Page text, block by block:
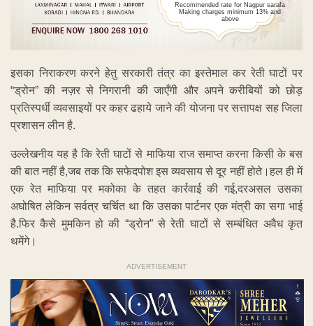
Recommended rate for Nagpur sarafa
Making charges minimum 13% and
above
इसका निराकरण करने हेतु सरकारी तंत्र का इस्तेमाल कर रेती घाटों पर
“ड्रोन” की नज़र से निगरानी की जाएँगी और अपने करीबियों को छोड़
प्रतिस्पर्धी व्यवसाइयों पर कहर ढहाये जाने की योजना पर सत्तापक्ष सह जिला
प्रशासन लीन है.
उल्लेखनीय यह है कि रेती घाटों से माफिया राज समाप्त करना किसी के बस
की बात नहीं है,जब तक कि सफेदपोश इस व्यवसाय से दूर नहीं होते।हल ही में
एक रेत माफिया पर मकोका के तहत कार्रवाई की गई,दरअसल उसका
अघोषित लेकिन सर्वत्र चर्चित था कि उसका पार्टनर एक मंत्री का सगा भाई
है.फिर कैसे मुमकिन हो की “ड्रोन” से रेती घाटों से सम्बंधित अवैध कृत
थमेंगे।
ADVERTISEMENT